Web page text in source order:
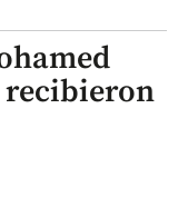
recibieron